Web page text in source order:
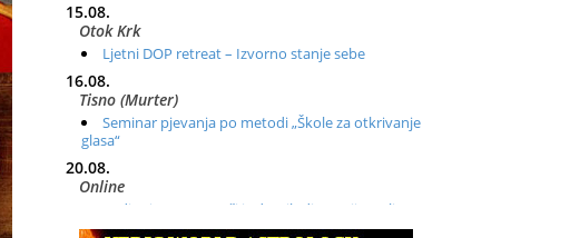
15.08.
Otok Krk
Ljetni DOP retreat – Izvorno stanje sebe
16.08.
Tisno (Murter)
Seminar pjevanja po metodi „Škole za otkrivanje
glasa“
20.08.
Online
Radionica: Pomagači iz drugih dimenzija Online –
otvoreno za sve